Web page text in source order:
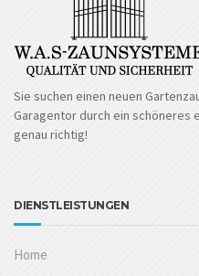
Sie suchen einen neuen
Garagentor durch ein schöneres
genau richtig!
DIENSTLEISTUNGEN
Home